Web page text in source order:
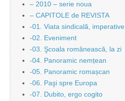
– 2010 – serie noua
– CAPITOLE de REVISTA
-01. Viata sindicală, imperative
-02. Eveniment
-03. Şcoala românească, la zi
-04. Panoramic nemțean
-05. Panoramic romașcan
-06. Paşi spre Europa
-07. Dubito, ergo cogito